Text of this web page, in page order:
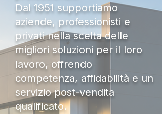
Dal 1951 supportiamo
aziende, professionisti e
privati nella scelta delle
migliori soluzioni per il loro
lavoro, offrendo
competenza, affidabilità e un
servizio post-vendita
qualificato.